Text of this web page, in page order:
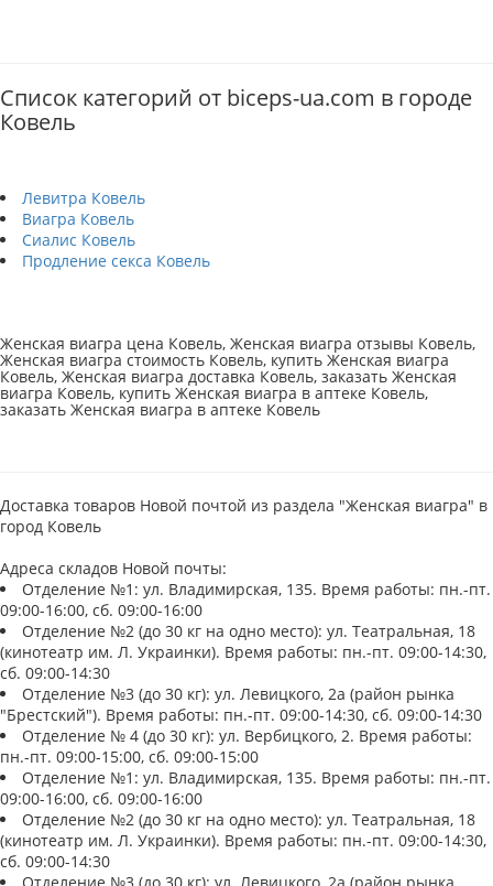
Список категорий от biceps-ua.com в городе
Ковель
Левитра Ковель
Виагра Ковель
Сиалис Ковель
Продление секса Ковель
Женская виагра цена Ковель, Женская виагра отзывы Ковель,
Женская виагра стоимость Ковель, купить Женская виагра
Ковель, Женская виагра доставка Ковель, заказать Женская
виагра Ковель, купить Женская виагра в аптеке Ковель,
заказать Женская виагра в аптеке Ковель
Доставка товаров Новой почтой из раздела "Женская виагра" в
город Ковель
Адреса складов Новой почты:
Отделение №1: ул. Владимирская, 135. Время работы: пн.-пт.
09:00-16:00, сб. 09:00-16:00
Отделение №2 (до 30 кг на одно место): ул. Театральная, 18
(кинотеатр им. Л. Украинки). Время работы: пн.-пт. 09:00-14:30,
сб. 09:00-14:30
Отделение №3 (до 30 кг): ул. Левицкого, 2а (район рынка
"Брестский"). Время работы: пн.-пт. 09:00-14:30, сб. 09:00-14:30
Отделение № 4 (до 30 кг): ул. Вербицкого, 2. Время работы:
пн.-пт. 09:00-15:00, сб. 09:00-15:00
Отделение №1: ул. Владимирская, 135. Время работы: пн.-пт.
09:00-16:00, сб. 09:00-16:00
Отделение №2 (до 30 кг на одно место): ул. Театральная, 18
(кинотеатр им. Л. Украинки). Время работы: пн.-пт. 09:00-14:30,
сб. 09:00-14:30